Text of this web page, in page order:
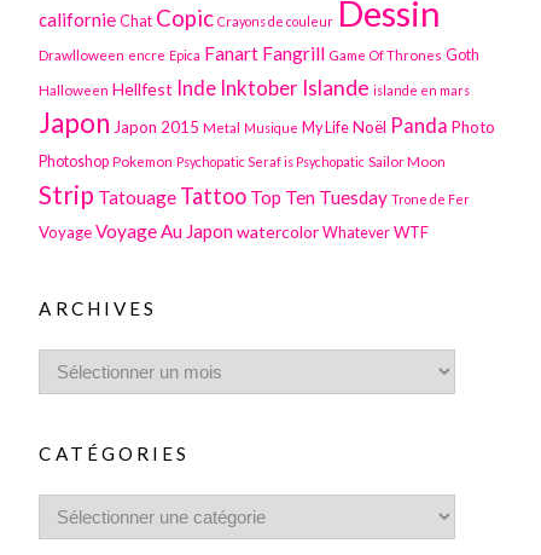
californie Chat Copic Crayons de couleur Dessin
Drawlloween encre Epica Fanart Fangrill Game Of Thrones Goth
Halloween Hellfest Inde Inktober Islande islande en mars
Japon Japon 2015 Metal Musique My Life Noël Panda Photo
Photoshop Pokemon Psychopatic Seraf is Psychopatic Sailor Moon
Strip Tatouage Tattoo Top Ten Tuesday Trone de Fer
Voyage Voyage Au Japon watercolor Whatever WTF
ARCHIVES
CATÉGORIES